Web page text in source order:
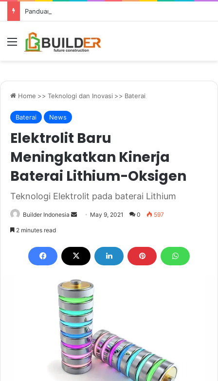
Panduan Pengerjaan Cor Beton di Musim Hujan
Menu
Home >> Teknologi dan Inovasi >> Baterai
Baterai News
Elektrolit Baru
Meningkatkan Kinerja
Baterai Lithium-Oksigen
Teknologi Elektrolit pada baterai Lithium
Builder Indonesia
Send May 9, 2021 0 597
2 minutes read